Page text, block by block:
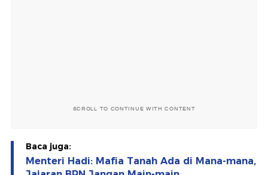
SCROLL TO CONTINUE WITH CONTENT
Baca juga:
Menteri Hadi: Mafia Tanah Ada di Mana-mana,